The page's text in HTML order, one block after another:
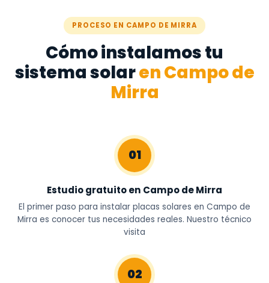
PROCESO EN CAMPO DE MIRRA
Cómo instalamos tu
sistema solaren Campo de
Mirra
01
Estudio gratuito en Campo de Mirra
El primer paso para instalar placas solares en Campo de
Mirra es conocer tus necesidades reales. Nuestro técnico
visita
02